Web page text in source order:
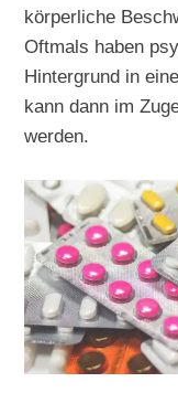
körperliche
Oftmals haben
Hintergrund in
kann dann im
werden.